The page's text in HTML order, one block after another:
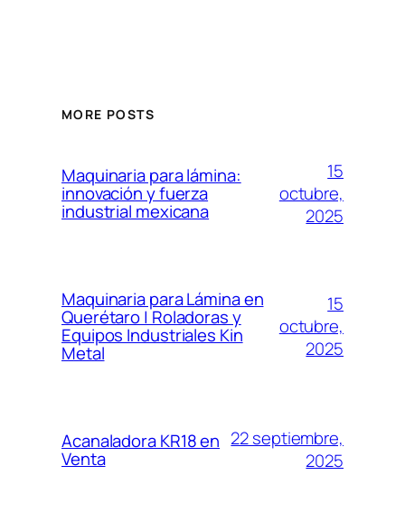
MORE POSTS
Maquinaria para lámina:
innovación y fuerza
industrial mexicana
15
octubre,
2025
Maquinaria para Lámina en
Querétaro | Roladoras y
Equipos Industriales Kin
Metal
15
octubre,
2025
Acanaladora KR18 en
Venta
22 septiembre,
2025